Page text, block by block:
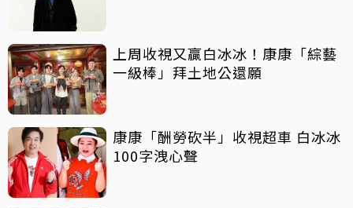
上周收視又贏白冰冰！康康「綜藝
一級棒」拜土地公還願
康康「酬勞砍半」收視超車 白冰冰
100字洩心聲